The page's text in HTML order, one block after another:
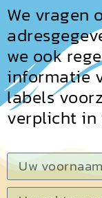
We vragen
we ook
informatie
labels
verplicht in